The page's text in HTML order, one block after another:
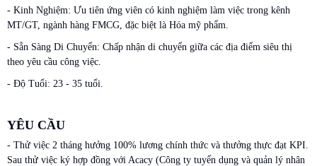
- Kinh Nghiệm: Ưu tiên ứng viên có kinh nghiệm làm việc trong kênh
MT/GT, ngành hàng FMCG, đặc biệt là Hóa mỹ phẩm.
- Sẵn Sàng Di Chuyển: Chấp nhận di chuyển giữa các địa điểm siêu thị
theo yêu cầu công việc.
- Độ Tuổi: 23 - 35 tuổi.
YÊU CẦU
- Thử việc 2 tháng hưởng 100% lương chính thức và thưởng thực đạt KPI.
Sau thử việc ký hợp đồng với Acacy (Công ty tuyển dụng và quản lý nhân